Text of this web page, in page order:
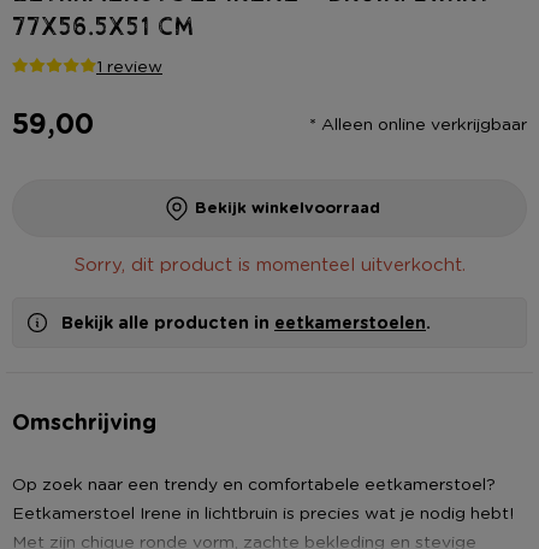
77x56.5x51 cm
1 review
59,00 * Alleen online verkrijgbaar
Bekijk winkelvoorraad
Sorry, dit product is momenteel uitverkocht.
Bekijk alle producten in eetkamerstoelen.
Omschrijving
Op zoek naar een trendy en comfortabele eetkamerstoel?
Eetkamerstoel Irene in lichtbruin is precies wat je nodig hebt!
Met zijn chique ronde vorm, zachte bekleding en stevige